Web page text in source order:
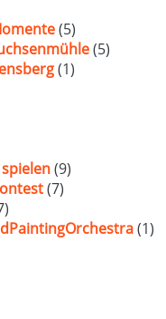
(5)
(5)
(1)
(9)
(7)
(1)